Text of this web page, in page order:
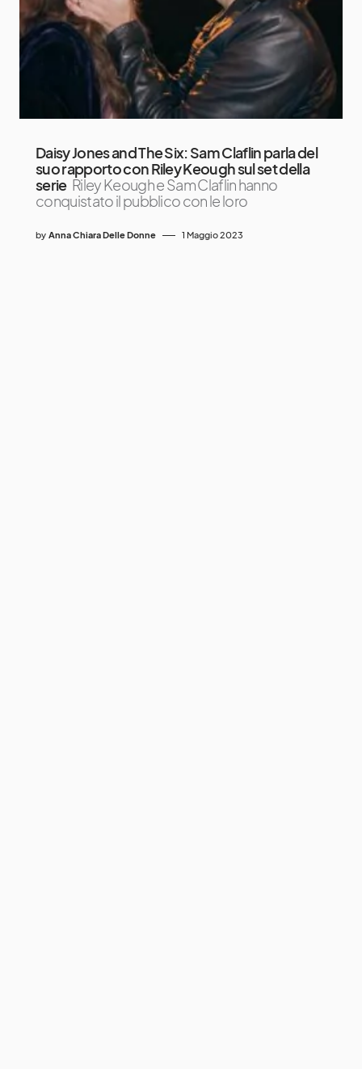
Daisy Jones and The Six: Sam Claflin parla del
suo rapporto con Riley Keough sul set della
serie Riley Keough e Sam Claflin hanno
conquistato il pubblico con le loro
by Anna Chiara Delle Donne 1 Maggio 2023